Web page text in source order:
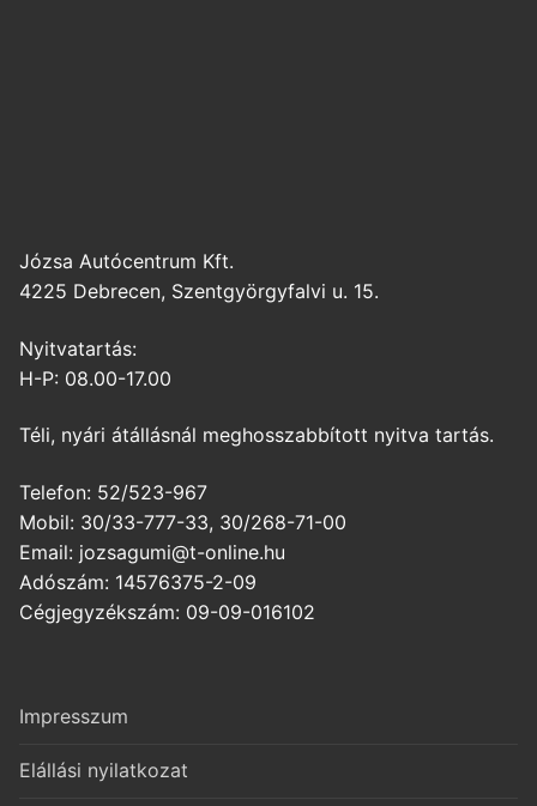
Józsa Autócentrum Kft.
4225 Debrecen, Szentgyörgyfalvi u. 15.
Nyitvatartás:
H-P: 08.00-17.00
Téli, nyári átállásnál meghosszabbított nyitva tartás.
Telefon: 52/523-967
Mobil: 30/33-777-33, 30/268-71-00
Email: jozsagumi@t-online.hu
Adószám: 14576375-2-09
Cégjegyzékszám: 09-09-016102
Impresszum
Elállási nyilatkozat